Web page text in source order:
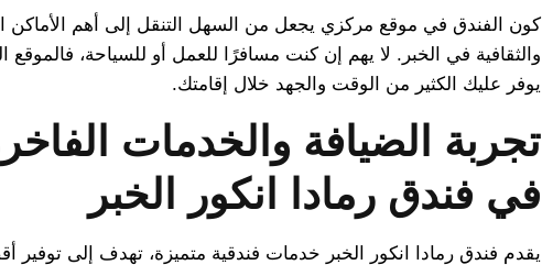
كون الفندق في موقع مركزي يجعل من السهل التنقل إلى أهم الأماكن
والثقافية في الخبر. لا يهم إن كنت مسافرًا للعمل أو للسياحة، فالموقع
يوفر عليك الكثير من الوقت والجهد خلال إقامتك.
تجربة الضيافة والخدمات
في فندق رمادا انكور الخبر
يقدم فندق رمادا انكور الخبر خدمات فندقية متميزة، تهدف إلى توفير